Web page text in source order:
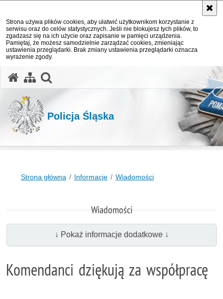
Strona używa plików cookies, aby ułatwić użytkownikom korzystanie z
serwisu oraz do celów statystycznych. Jeśli nie blokujesz tych plików, to
zgadzasz się na ich użycie oraz zapisanie w pamięci urządzenia.
Pamiętaj, że możesz samodzielnie zarządzać cookies, zmieniając
ustawienia przeglądarki. Brak zmiany ustawienia przeglądarki oznacza
wyrażenie zgody.
Policja Śląska
Strona główna Informacje Wiadomości
Wiadomości
↓ Pokaż informacje dodatkowe ↓
Komendanci dziękują za współpracę